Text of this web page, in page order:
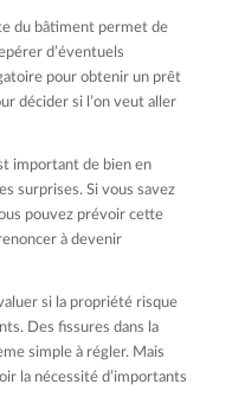
du bâtiment permet de
d’éventuels
pour obtenir un prêt
décider si l’on veut aller
important de bien en
surprises. Si vous savez
pouvez prévoir cette
à devenir
si la propriété risque
Des fissures dans la
simple à régler. Mais
la nécessité d’importants